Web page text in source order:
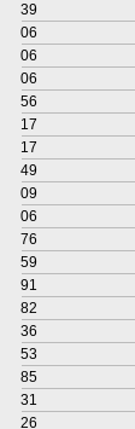
39
06
06
06
56
17
17
49
09
06
76
59
91
82
36
53
85
31
26